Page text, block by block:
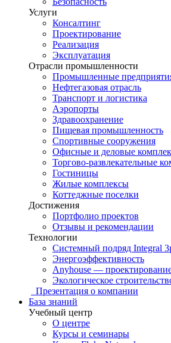
Услуги
Консалтинг
Проектирование
Реализация
Эксплуатация
Отрасли промышленности
Промышленные
Нефтегазовая отрасль
Транспорт и логистика
Аэропорты
Здравоохранение
Пищевая промышленность
Спортивные сооружения
Офисные и деловые
Торгово-развлекательные
Гостиницы
Жилые комплексы
Коттеджные поселки
Достижения
Портфолио проектов
Отзывы и рекомендации
Технологии
Системный подряд Integral
Энергоэффективность
Anyhouse —
Экологическое
Презентация о компании
База знаний
Учебный центр
О центре
Курсы и семинары